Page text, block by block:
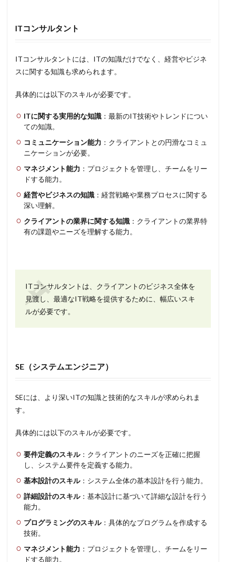
ITコンサルタント
ITコンサルタントには、ITの知識だけでなく、経営やビジネ
スに関する知識も求められます。
具体的には以下のスキルが必要です。
ITに関する実用的な知識 ：最新のIT技術やトレンドについ
ての知識。
コミュニケーション能力 ：クライアントとの円滑なコミュ
ニケーションが必要。
マネジメント能力 ：プロジェクトを管理し、チームをリー
ドする能力。
経営やビジネスの知識 ：経営戦略や業務プロセスに関する
深い理解。
クライアントの業界に関する知識 ：クライアントの業界特
有の課題やニーズを理解する能力。
ITコンサルタントは、クライアントのビジネス全体を
見渡し、最適なIT戦略を提供するために、幅広いスキ
ルが必要です。
SE（システムエンジニア）
SEには、より深いITの知識と技術的なスキルが求められま
す。
具体的には以下のスキルが必要です。
要件定義のスキル：クライアントのニーズを正確に把握
し、システム要件を定義する能力。
基本設計のスキル：システム全体の基本設計を行う能力。
詳細設計のスキル：基本設計に基づいて詳細な設計を行う
能力。
プログラミングのスキル：具体的なプログラムを作成する
技術。
マネジメント能力 ：プロジェクトを管理し、チームをリー
ドする能力。